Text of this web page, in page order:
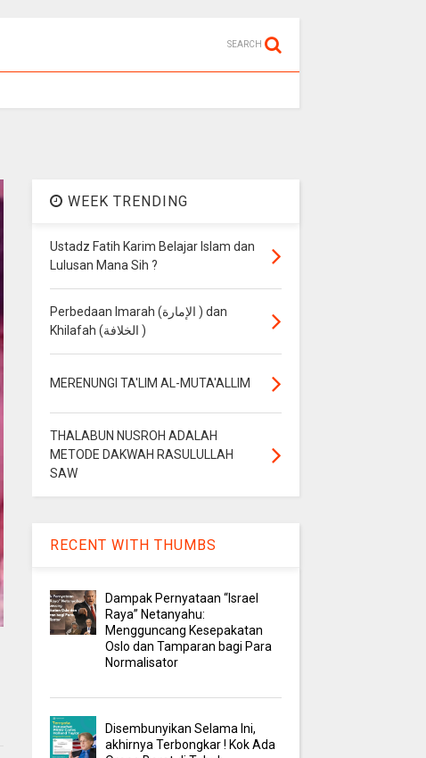
SEARCH
WEEK TRENDING
Ustadz Fatih Karim Belajar Islam dan
Lulusan Mana Sih ?
Perbedaan Imarah (الإمارة ) dan
Khilafah (الخلافة )
MERENUNGI TA'LIM AL-MUTA'ALLIM
THALABUN NUSROH ADALAH
METODE DAKWAH RASULULLAH
SAW
RECENT WITH THUMBS
Dampak Pernyataan “Israel
Raya” Netanyahu:
Mengguncang Kesepakatan
Oslo dan Tamparan bagi Para
Normalisator
Disembunyikan Selama Ini,
akhirnya Terbongkar ! Kok Ada